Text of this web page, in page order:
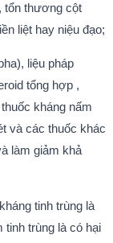
tổn thương cột
liệt hay niệu đạo;
liệu pháp
tổng hợp ,
kháng nấm
và các thuốc khác
làm giảm khả
tinh trùng là
tinh trùng là có hại